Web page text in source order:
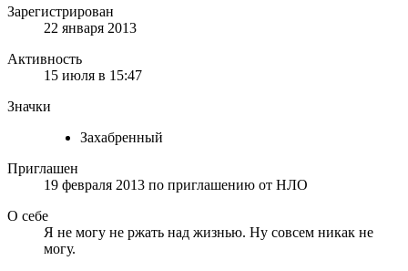
Зарегистрирован
22 января 2013
Активность
15 июля в 15:47
Значки
Захабренный
Приглашен
19 февраля 2013 по приглашению от НЛО
О себе
Я не могу не ржать над жизнью. Ну совсем никак не
могу.